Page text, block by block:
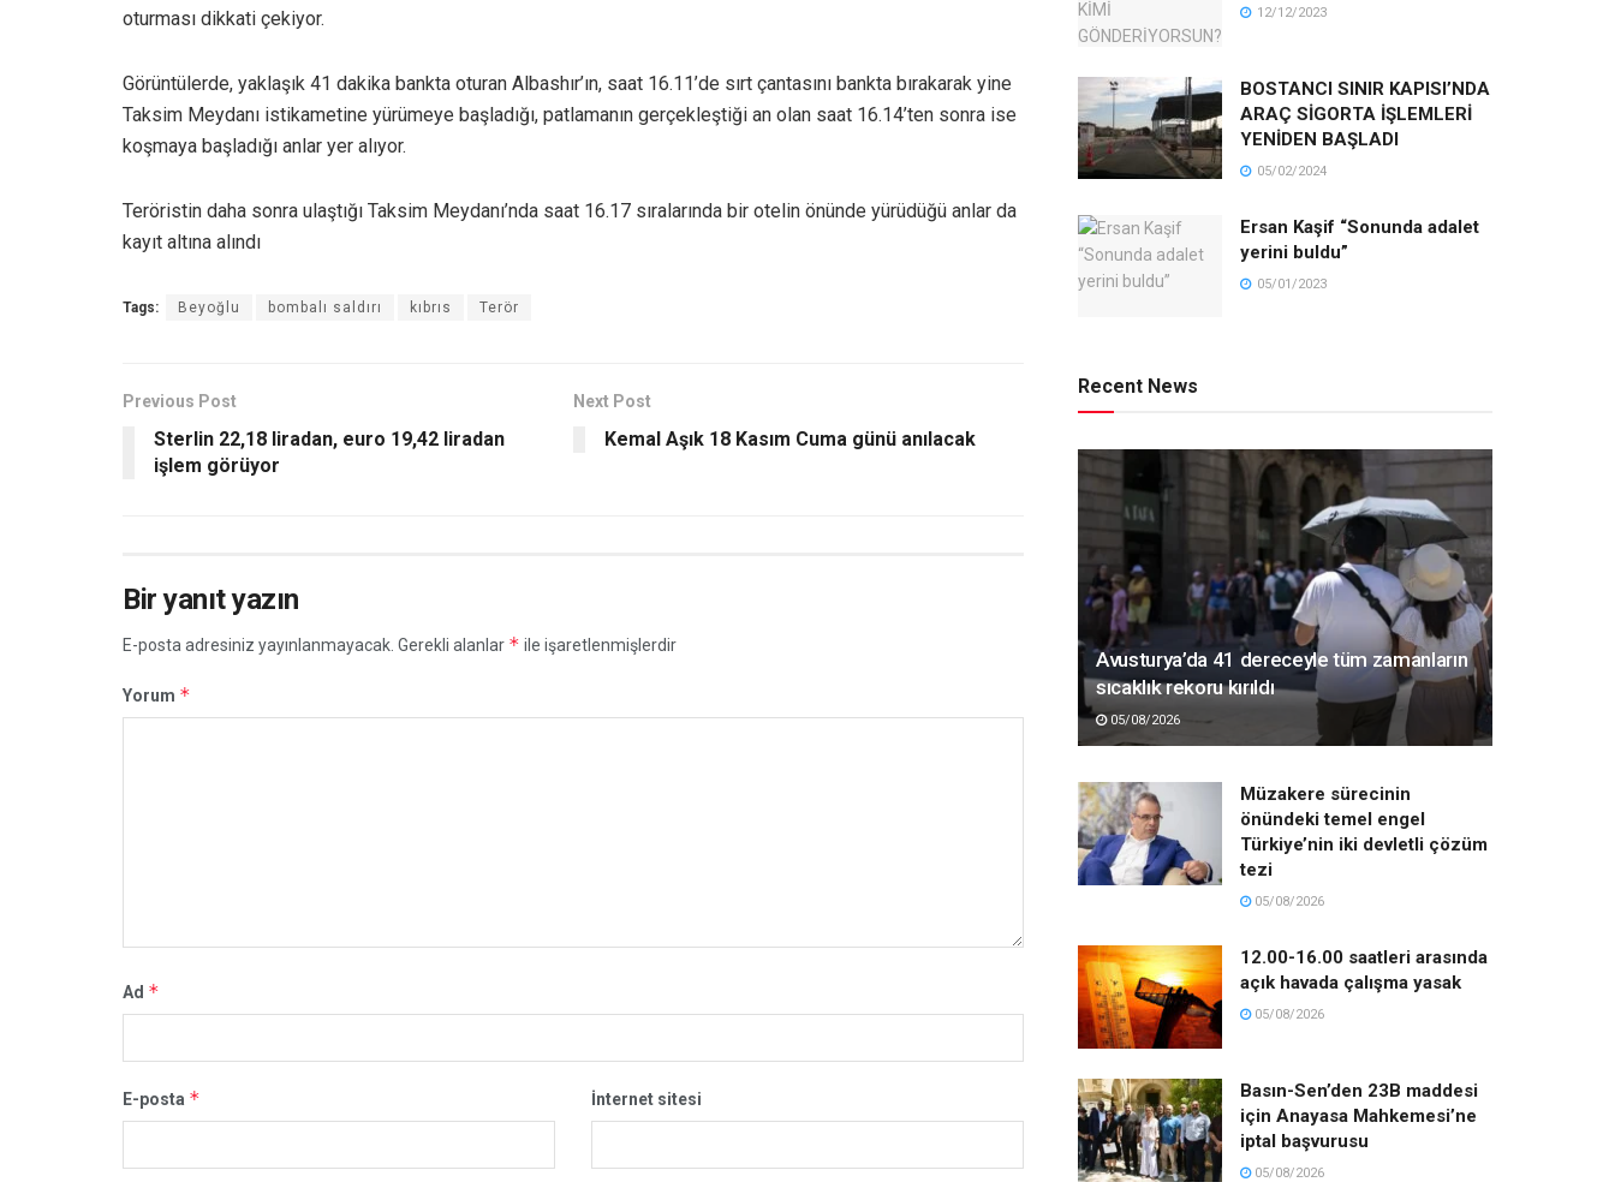
oturması dikkati çekiyor.
Görüntülerde, yaklaşık 41 dakika bankta oturan Albashır’ın, saat 16.11’de sırt çantasını bankta bırakarak yine
Taksim Meydanı istikametine yürümeye başladığı, patlamanın gerçekleştiği an olan saat 16.14’ten sonra ise
koşmaya başladığı anlar yer alıyor.
Teröristin daha sonra ulaştığı Taksim Meydanı’nda saat 16.17 sıralarında bir otelin önünde yürüdüğü anlar da
kayıt altına alındı
Tags: Beyoğlu bombalı saldırı kıbrıs Terör
Previous Post
Sterlin 22,18 liradan, euro 19,42 liradan
işlem görüyor
Next Post
Kemal Aşık 18 Kasım Cuma günü anılacak
Bir yanıt yazın
E-posta adresiniz yayınlanmayacak. Gerekli alanlar * ile işaretlenmişlerdir
Yorum *
Ad *
E-posta * İnternet sitesi
12/12/2023
BOSTANCI SINIR KAPISI’NDA
ARAÇ SİGORTA İŞLEMLERİ
YENİDEN BAŞLADI
05/02/2024
Ersan Kaşif “Sonunda adalet
yerini buldu”
05/01/2023
Recent News
Avusturya’da 41 dereceyle tüm zamanların
sıcaklık rekoru kırıldı
05/08/2026
Müzakere sürecinin
önündeki temel engel
Türkiye’nin iki devletli çözüm
tezi
05/08/2026
12.00-16.00 saatleri arasında
açık havada çalışma yasak
05/08/2026
Basın-Sen’den 23B maddesi
için Anayasa Mahkemesi’ne
iptal başvurusu
05/08/2026